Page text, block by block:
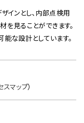
インとし、内部点検用
を見ることができます。
な設計としています。
スマップ）